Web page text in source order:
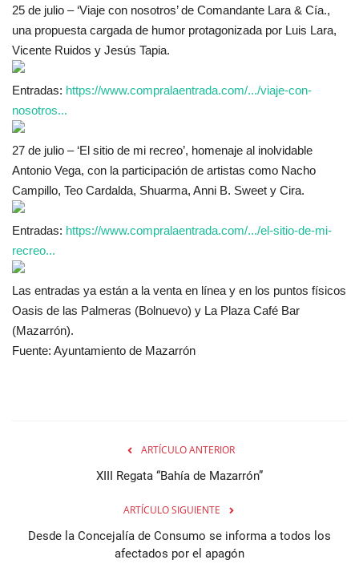
25 de julio – ‘Viaje con nosotros’ de Comandante Lara & Cía.,
una propuesta cargada de humor protagonizada por Luis Lara,
Vicente Ruidos y Jesús Tapia.
Entradas: https://www.compralaentrada.com/.../viaje-con-
nosotros...
27 de julio – ‘El sitio de mi recreo’, homenaje al inolvidable
Antonio Vega, con la participación de artistas como Nacho
Campillo, Teo Cardalda, Shuarma, Anni B. Sweet y Cira.
Entradas: https://www.compralaentrada.com/.../el-sitio-de-mi-
recreo...
Las entradas ya están a la venta en línea y en los puntos físicos
Oasis de las Palmeras (Bolnuevo) y La Plaza Café Bar
(Mazarrón).
Fuente: Ayuntamiento de Mazarrón
ARTÍCULO ANTERIOR
XIII Regata “Bahía de Mazarrón”
ARTÍCULO SIGUIENTE
Desde la Concejalía de Consumo se informa a todos los
afectados por el apagón